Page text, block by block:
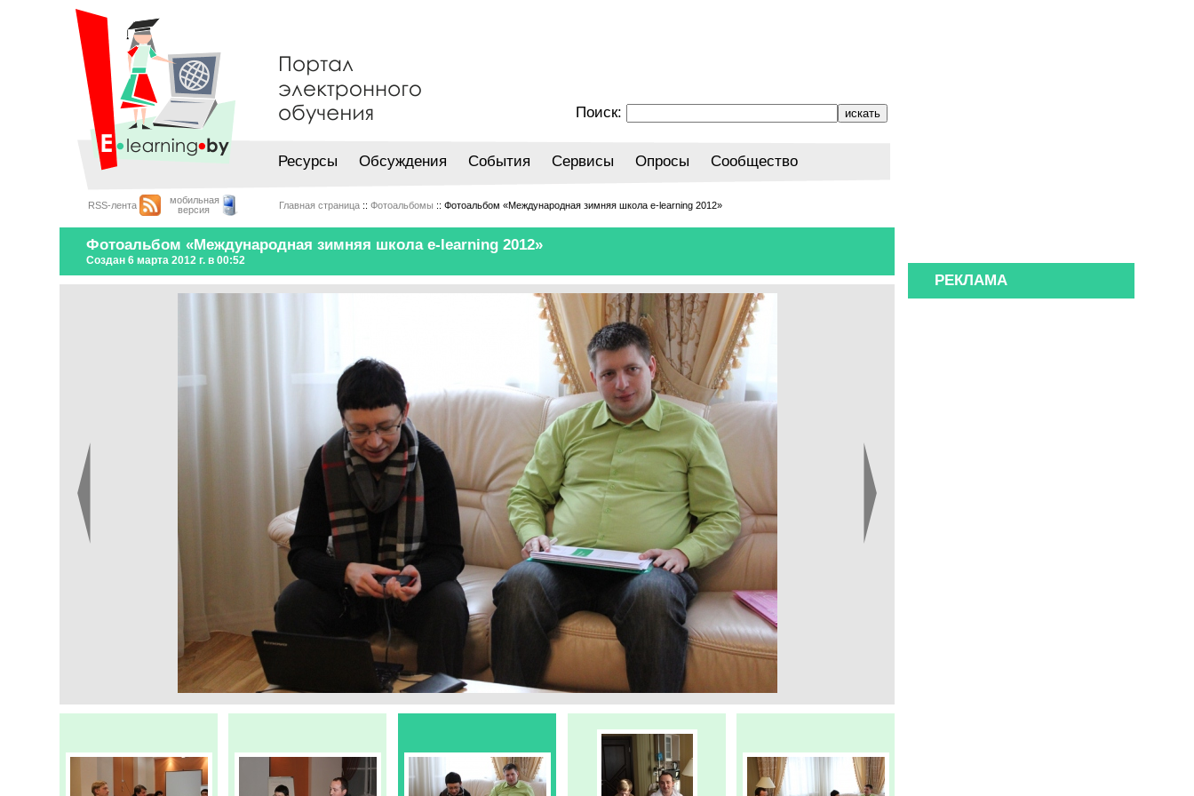
Поиск:
Ресурсы Обсуждения События Сервисы Опросы Сообщество
RSS-лента
мобильная
версия
Главная страница :: Фотоальбомы :: Фотоальбом «Международная зимняя школа e-learning 2012»
Фотоальбом «Международная зимняя школа e-learning 2012»
Создан 6 марта 2012 г. в 00:52
РЕКЛАМА